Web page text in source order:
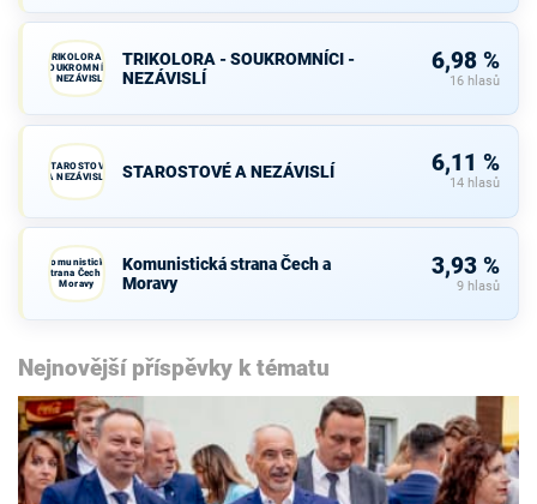
TRIKOLORA -
SOUKROMNÍCI
- NEZÁVISLÍ
TRIKOLORA - SOUKROMNÍCI -
NEZÁVISLÍ
6,98 %
16 hlasů
STAROSTOVÉ
A NEZÁVISLÍ
STAROSTOVÉ A NEZÁVISLÍ 6,11 %
14 hlasů
Komunistická
strana Čech a
Moravy
Komunistická strana Čech a
Moravy
3,93 %
9 hlasů
Nejnovější příspěvky k tématu